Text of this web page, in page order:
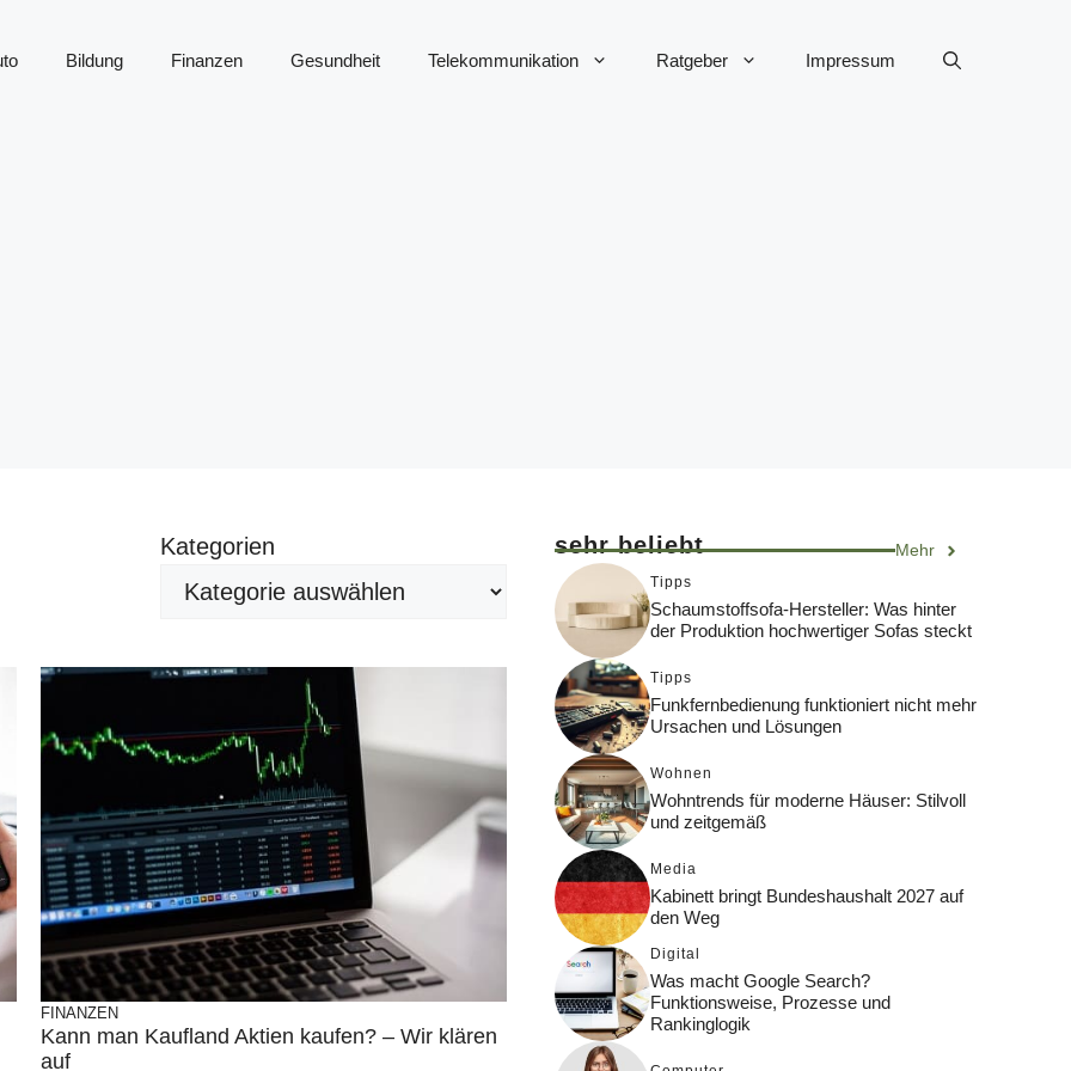
Bildung Finanzen Gesundheit Telekommunikation Ratgeber Impressum
Kategorien
FINANZEN
Kann man Kaufland Aktien kaufen? – Wir klären
auf
sehr beliebt Mehr
Tipps
Schaumstoffsofa-Hersteller: Was hinter
der Produktion hochwertiger Sofas steckt
Tipps
Funkfernbedienung funktioniert nicht mehr
Ursachen und Lösungen
Wohnen
Wohntrends für moderne Häuser: Stilvoll
und zeitgemäß
Media
Kabinett bringt Bundeshaushalt 2027 auf
den Weg
Digital
Was macht Google Search?
Funktionsweise, Prozesse und
Rankinglogik